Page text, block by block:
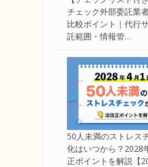
チェック外部委託業
比較ポイント｜代行
託範囲・情報管…
50人未満のストレス
化はいつから？2028
正ポイントを解説【